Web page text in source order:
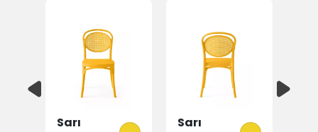
Sarı Sarı